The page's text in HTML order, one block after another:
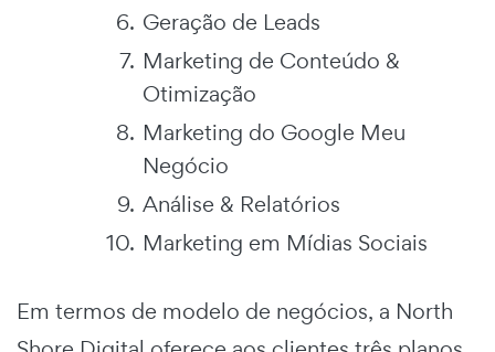
Geração de Leads
Marketing de Conteúdo &
Otimização
Marketing do Google Meu
Negócio
Análise & Relatórios
Marketing em Mídias Sociais
Em termos de modelo de negócios, a North